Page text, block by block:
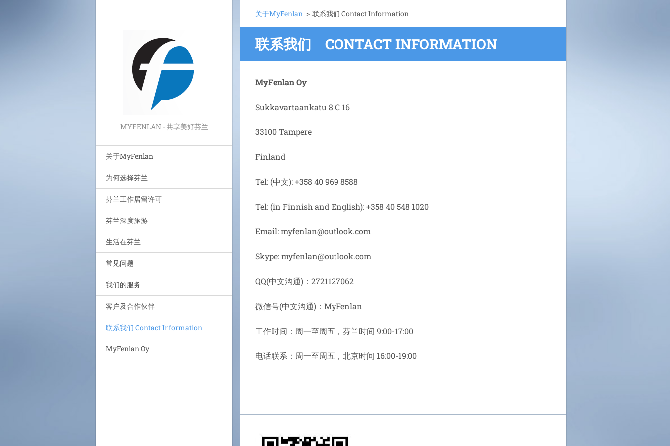
MYFENLAN - 共享美好芬兰
关于MyFenlan
为何选择芬兰
芬兰工作居留许可
芬兰深度旅游
生活在芬兰
常见问题
我们的服务
客户及合作伙伴
联系我们 Contact Information
MyFenlan Oy
关于MyFenlan > 联系我们 Contact Information
联系我们 CONTACT INFORMATION
MyFenlan Oy
Sukkavartaankatu 8 C 16
33100 Tampere
Finland
Tel: (中文): +358 40 969 8588
Tel: (in Finnish and English): +358 40 548 1020
Email: myfenlan@outlook.com
Skype: myfenlan@outlook.com
QQ(中文沟通)：2721127062
微信号(中文沟通)：MyFenlan
工作时间：周一至周五，芬兰时间 9:00-17:00
电话联系：周一至周五，北京时间 16:00-19:00